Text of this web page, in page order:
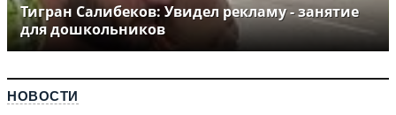
Тигран Салибеков: Увидел рекламу - занятие
для дошкольников
НОВОСТИ